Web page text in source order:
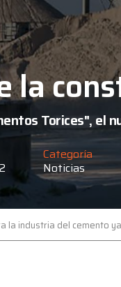
la
Torices", el
Categoría
Noticias
la industria del cemento